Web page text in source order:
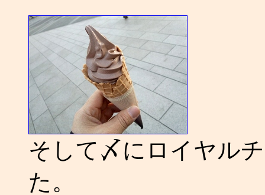
そして〆にロイヤル
た。